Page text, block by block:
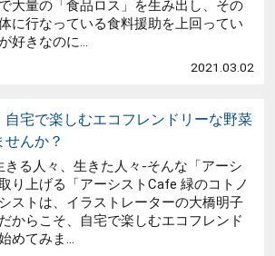
大量の「食品ロス」を生み出し、その
に行なっている食料援助を上回ってい
好きなのに...
2021.03.02
自宅で楽しむエコフレンドリーな野菜
んか？
きる人々、生きた人々-そんな「アーシ
り上げる「アーシストCafe 緑のコトノ
ストは、イラストレーターの大橋明子
からこそ、自宅で楽しむエコフレンド
めてみま...